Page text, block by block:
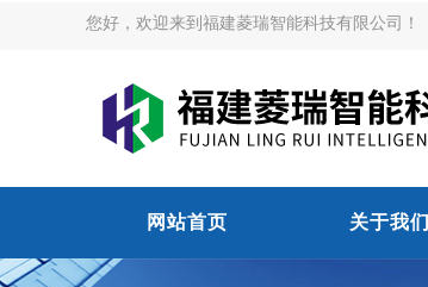
您好，欢迎来到福建菱瑞智能科技有限公司！
网站首页 关于我们